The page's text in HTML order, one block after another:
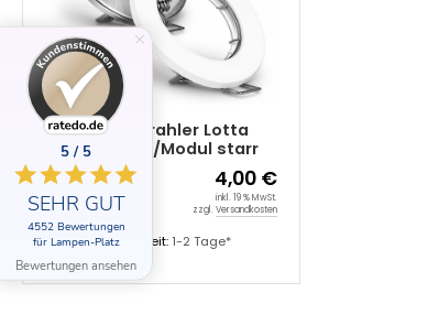
Einbaustrahler Lotta
GU10/MR16/Modul starr
Ø80 mm
Lieferzeit:1-2 Tage*
4,00 €
inkl. 19 % MwSt.
zzgl. Versandkosten
5 / 5
SEHR GUT
4552 Bewertungen
für Lampen-Platz
Bewertungen ansehen